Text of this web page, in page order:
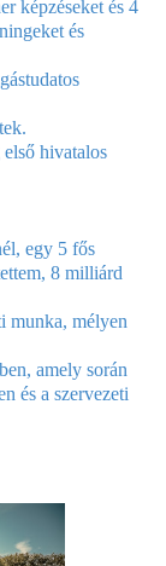
képzéseket és 4
és
hivatalos
egy 5 fős
8 milliárd
munka, mélyen
amely során
és a szervezeti